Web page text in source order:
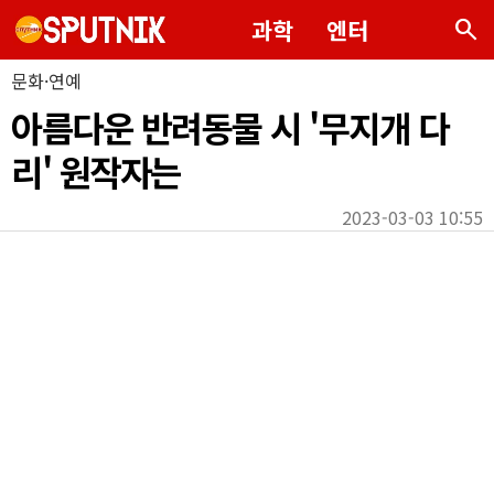
과학 엔터 search
문화·연예
아름다운 반려동물 시 '무지개 다
리' 원작자는
2023-03-03 10:55